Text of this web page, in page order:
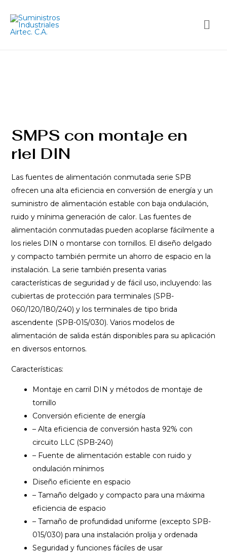
SMPS con montaje en
riel DIN
Las fuentes de alimentación conmutada serie SPB
ofrecen una alta eficiencia en conversión de energía y un
suministro de alimentación estable con baja ondulación,
ruido y mínima generación de calor. Las fuentes de
alimentación conmutadas pueden acoplarse fácilmente a
los rieles DIN o montarse con tornillos. El diseño delgado
y compacto también permite un ahorro de espacio en la
instalación. La serie también presenta varias
características de seguridad y de fácil uso, incluyendo: las
cubiertas de protección para terminales (SPB-
060/120/180/240) y los terminales de tipo brida
ascendente (SPB-015/030). Varios modelos de
alimentación de salida están disponibles para su aplicación
en diversos entornos.
Características:
Montaje en carril DIN y métodos de montaje de
tornillo
Conversión eficiente de energía
– Alta eficiencia de conversión hasta 92% con
circuito LLC (SPB-240)
– Fuente de alimentación estable con ruido y
ondulación mínimos
Diseño eficiente en espacio
– Tamaño delgado y compacto para una máxima
eficiencia de espacio
– Tamaño de profundidad uniforme (excepto SPB-
015/030) para una instalación prolija y ordenada
Seguridad y funciones fáciles de usar